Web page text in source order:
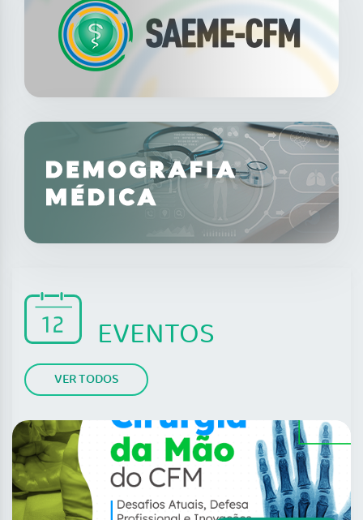
EVENTOS
VER TODOS